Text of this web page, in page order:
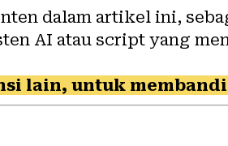
dalam artikel ini,
AI atau script yang
lain, untuk